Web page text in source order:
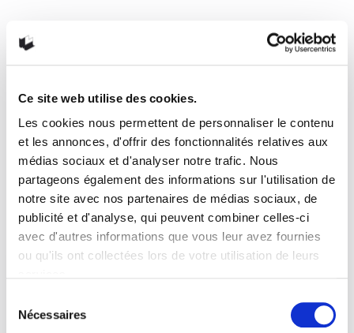
Ce site web utilise des cookies.
Les cookies nous permettent de personnaliser le contenu
et les annonces, d'offrir des fonctionnalités relatives aux
médias sociaux et d'analyser notre trafic. Nous
partageons également des informations sur l'utilisation de
notre site avec nos partenaires de médias sociaux, de
publicité et d'analyse, qui peuvent combiner celles-ci
avec d'autres informations que vous leur avez fournies
ou qu'ils ont collectées lors de votre utilisation de leurs
Nécessaires
l’âge adulte, ce qui rend la lecture charmante. Aurélie se
questionne beaucoup, voir trop, sur de petites banalités. À
de nombreuses reprises, nous pouvons être touchés par ce
connu les mêmes préoccupations à cet âge. Le style
de la série, tout en gagnant un peu plus de maturité au fil
des chapitres.
21 décembre 2018 0 1